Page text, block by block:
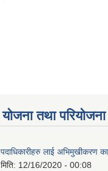
योजना तथा परियोजना
पदाधिकारीहरु लाई अभिमुखीकरण
मिति: 12/16/2020 - 00:08